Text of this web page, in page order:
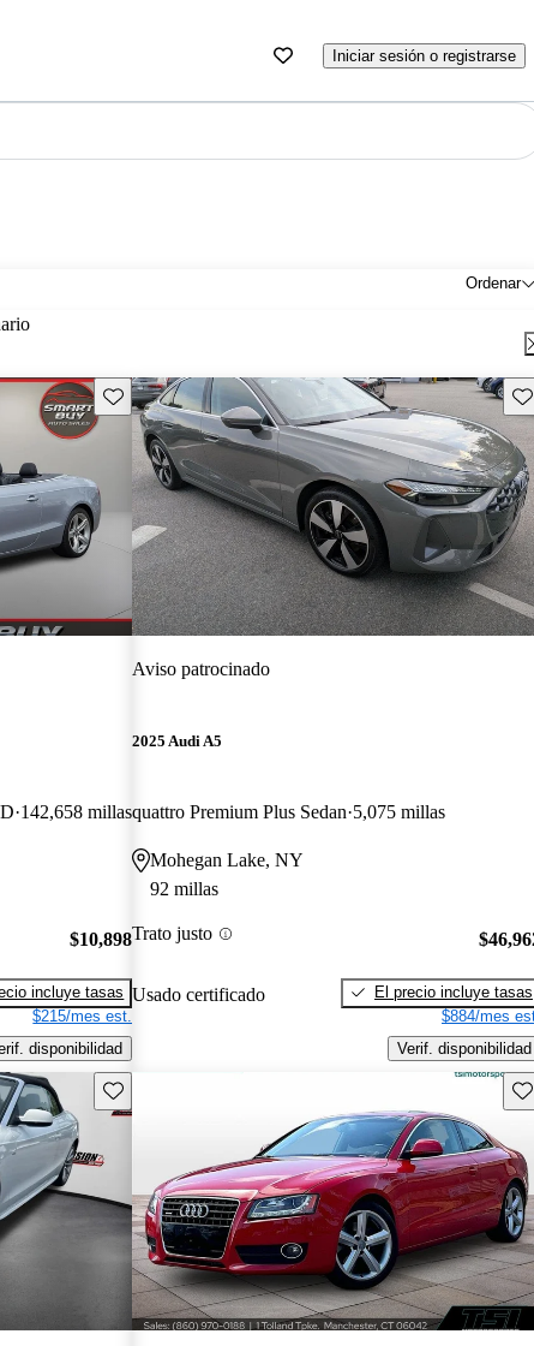
Iniciar sesión o registrarse
Ordenar
Guarda este Aviso
142,658 millas
$10,898
incluye tasas
$215/mes est.
disponibilidad
Aviso patrocinado
2025 Audi A5
quattro Premium Plus Sedan 5,075 millas
Mohegan Lake, NY
92 millas
Trato justo
Usado certificado
El precio incluye tasas
$884/mes
Verif. disponibilidad
Guarda este Aviso